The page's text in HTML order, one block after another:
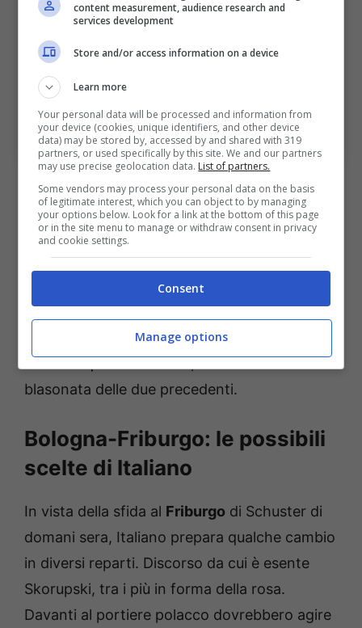
Freuler riaffronta una squadra tedesca nella
competizione: a quando risale l’ultima volta. Bologna
Sport News (Photo by Emilio Andreoli/Getty Images Via
OneFootball)
Nel turno successivo però l’Atalanta di Freuler
affrontò un’altra squadra tedesca, ilLipsia
che sancì l’eliminazione dei nerazzurri a
seguito del successo a Bergamo grazie alla
Nkunku. L’ultimo precedente è
dunque avverso a Remo Freuler, il quale a
distanza di tre anni si ritroverà davanti
blasonata delle due precedenti.
Bologna-Friburgo: le possibili
scelte di Italiano
In vista della sfida al Friburgo di Schuster di
domani sera, Italiano prepara qualche cambio
in diversi reparti. Discorso da cui è esente
Skorupski, tra i più in forma della rosa.
Davanti al portiere polacco dovrebbero agire
content measurement, audience research and
services development
Store and/or access information on a device
Learn more
Your personal data will be processed and information from
your device (cookies, unique identifiers, and other device
data) may be stored by, accessed by and shared with 319
partners, or used specifically by this site. We and our partners
may use precise geolocation data. List of partners.
Some vendors may process your personal data on the basis
of legitimate interest, which you can object to by managing
your options below. Look for a link at the bottom of this page
or in the site menu to manage or withdraw consent in privacy
and cookie settings.
Consent
Manage options